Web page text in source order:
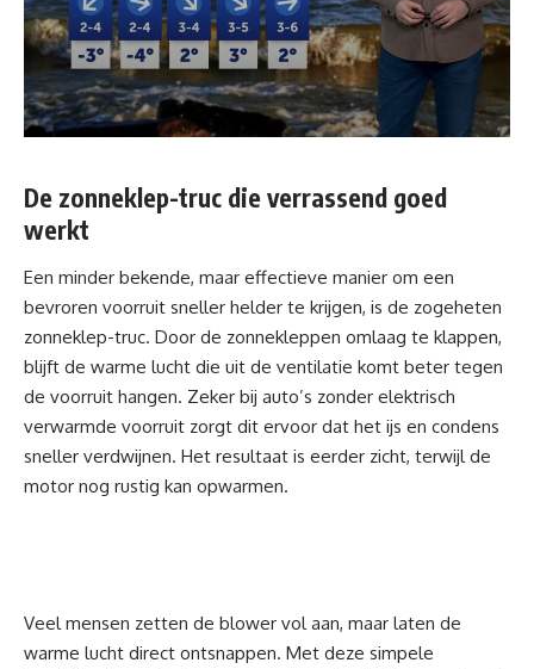
De zonneklep-truc die verrassend goed
werkt
Een minder bekende, maar effectieve manier om een
bevroren voorruit sneller helder te krijgen, is de zogeheten
zonneklep-truc. Door de zonnekleppen omlaag te klappen,
blijft de warme lucht die uit de ventilatie komt beter tegen
de voorruit hangen. Zeker bij auto’s zonder elektrisch
verwarmde voorruit zorgt dit ervoor dat het ijs en condens
sneller verdwijnen. Het resultaat is eerder zicht, terwijl de
motor nog rustig kan opwarmen.
Veel mensen zetten de blower vol aan, maar laten de
warme lucht direct ontsnappen. Met deze simpele